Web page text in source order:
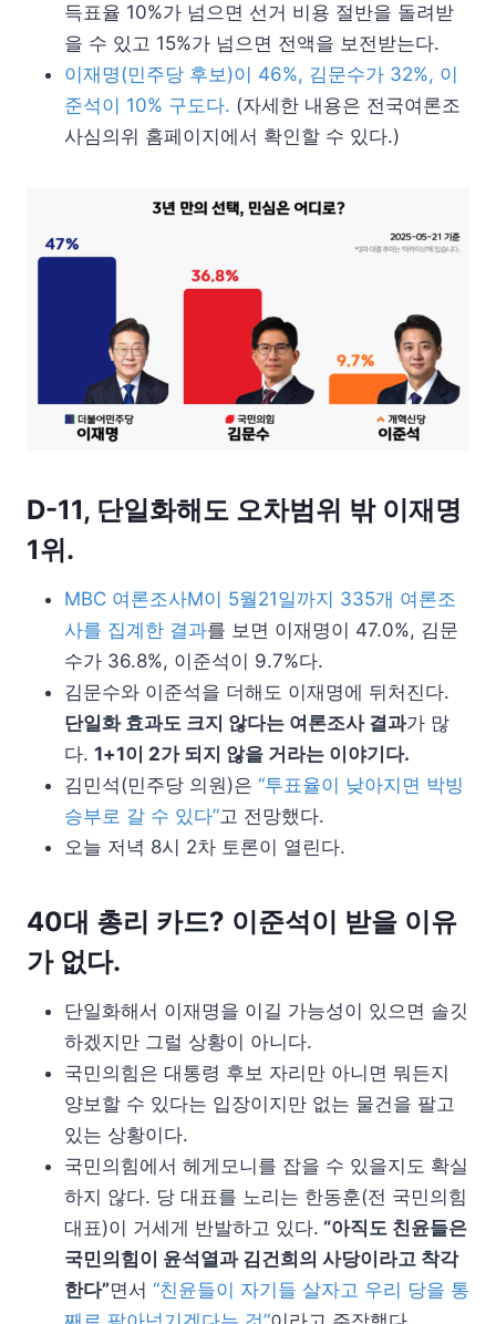
득표율 10%가 넘으면 선거 비용 절반을 돌려받
을 수 있고 15%가 넘으면 전액을 보전받는다.
이재명(민주당 후보)이 46%, 김문수가 32%, 이
준석이 10% 구도다. (자세한 내용은 전국여론조
사심의위 홈페이지에서 확인할 수 있다.)
D-11, 단일화해도 오차범위 밖 이재명
1위.
MBC 여론조사M이 5월21일까지 335개 여론조
사를 집계한 결과를 보면 이재명이 47.0%, 김문
수가 36.8%, 이준석이 9.7%다.
김문수와 이준석을 더해도 이재명에 뒤처진다.
단일화 효과도 크지 않다는 여론조사 결과가 많
다. 1+1이 2가 되지 않을 거라는 이야기다.
김민석(민주당 의원)은 “투표율이 낮아지면 박빙
승부로 갈 수 있다”고 전망했다.
오늘 저녁 8시 2차 토론이 열린다.
40대 총리 카드? 이준석이 받을 이유
가 없다.
단일화해서 이재명을 이길 가능성이 있으면 솔깃
하겠지만 그럴 상황이 아니다.
국민의힘은 대통령 후보 자리만 아니면 뭐든지
양보할 수 있다는 입장이지만 없는 물건을 팔고
있는 상황이다.
국민의힘에서 헤게모니를 잡을 수 있을지도 확실
하지 않다. 당 대표를 노리는 한동훈(전 국민의힘
대표)이 거세게 반발하고 있다. “아직도 친윤들은
국민의힘이 윤석열과 김건희의 사당이라고 착각
한다”면서 “친윤들이 자기들 살자고 우리 당을 통